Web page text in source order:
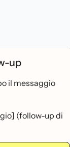
up
il messaggio
(follow-up di